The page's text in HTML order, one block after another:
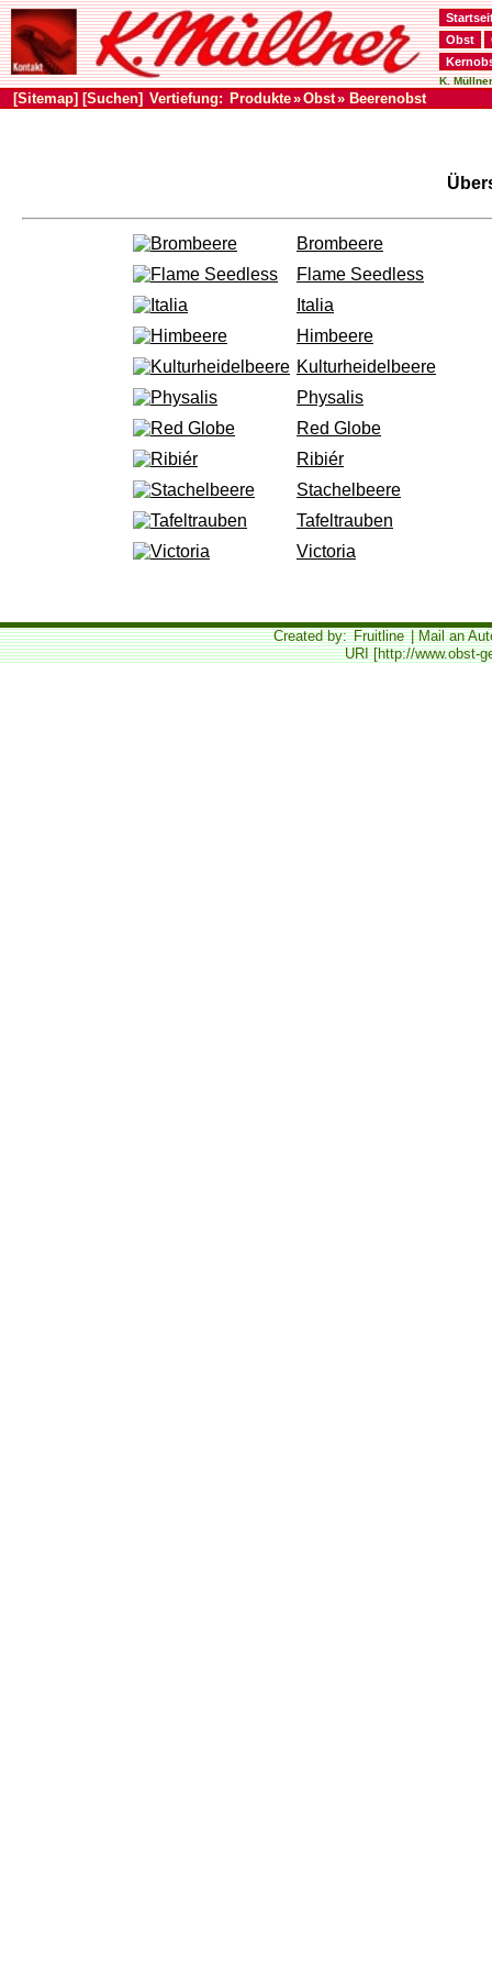
Obst
K.
[Sitemap] [Suchen] Vertiefung: Produkte»Obst» Beerenobst
Brombeere
Flame Seedless
Italia
Himbeere
Kulturheidelbeere
Physalis
Red Globe
Ribiér
Stachelbeere
Tafeltrauben
Victoria
Created by:Fruitline| Mail an
URI [http://www.obst-